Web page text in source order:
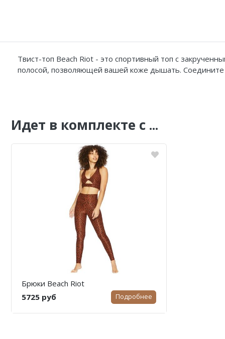
Твист-топ Beach Riot - это спортивный топ с
полосой, позволяющей вашей коже дышать. Соедините
Идет в комплекте с ...
Брюки Beach Riot
5725 руб
Подробнее